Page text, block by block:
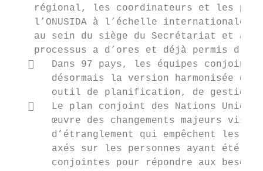
régional, les coordinateurs et les
l’ONUSIDA à l’échelle internationale,
au sein du siège du Secrétariat et
processus a d’ores et déjà permis
   Dans 97 pays, les équipes
désormais la version harmonisée du
outil de planification, de gestion,
   Le plan conjoint des Nations Unies
œuvre des changements majeurs
d’étranglement qui empêchent les
axés sur les personnes ayant été
conjointes pour répondre aux